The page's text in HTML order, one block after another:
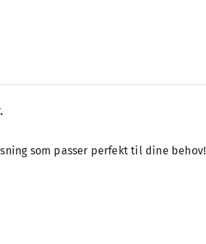
som passer perfekt til dine behov!